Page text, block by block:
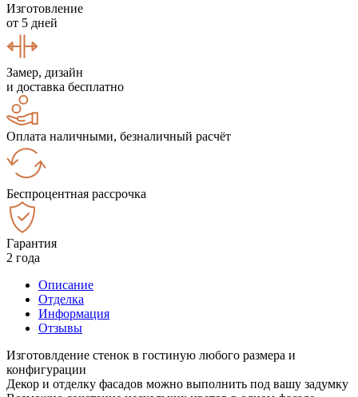
Изготовление
от 5 дней
Замер, дизайн
и доставка бесплатно
Оплата наличными, безналичный расчёт
Беспроцентная рассрочка
Гарантия
2 года
Описание
Отделка
Информация
Отзывы
Изготовлдение стенок в гостиную любого размера и
конфигурации
Декор и отделку фасадов можно выполнить под вашу задумку